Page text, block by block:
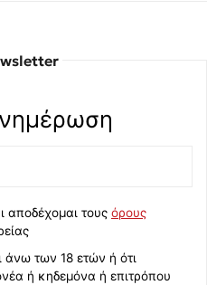
αποδέχομαι τους όρους
άνω των 18 ετών ή ότι
ή κηδεμόνα ή επιτρόπου